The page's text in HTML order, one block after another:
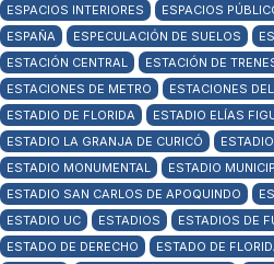
ESPACIOS INTERIORES
ESPACIOS
ESPAÑA
ESPECULACIÓN DE SUELOS
ESTACIÓN CENTRAL
ESTACIÓN DE
ESTACIONES DE METRO
ESTACIONES
ESTADIO DE FLORIDA
ESTADIO ELÍAS
ESTADIO LA GRANJA DE CURICÓ
ESTADIO MONUMENTAL
ESTADIO
ESTADIO SAN CARLOS DE APOQUINDO
ESTADIO UC
ESTADIOS ESTADIOS DE
ESTADO DE DERECHO
ESTADO DE